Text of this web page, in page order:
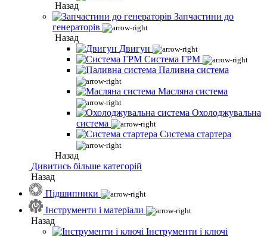
Назад
Запчастини до
генераторів
Назад
Двигун
Система ГРМ
Паливна система
Масляна система
Охолоджувальна
система
Система стартера
Назад
Дивитись більше категорій
Назад
Підшипники
Інструменти і матеріали
Назад
Інструменти і ключі